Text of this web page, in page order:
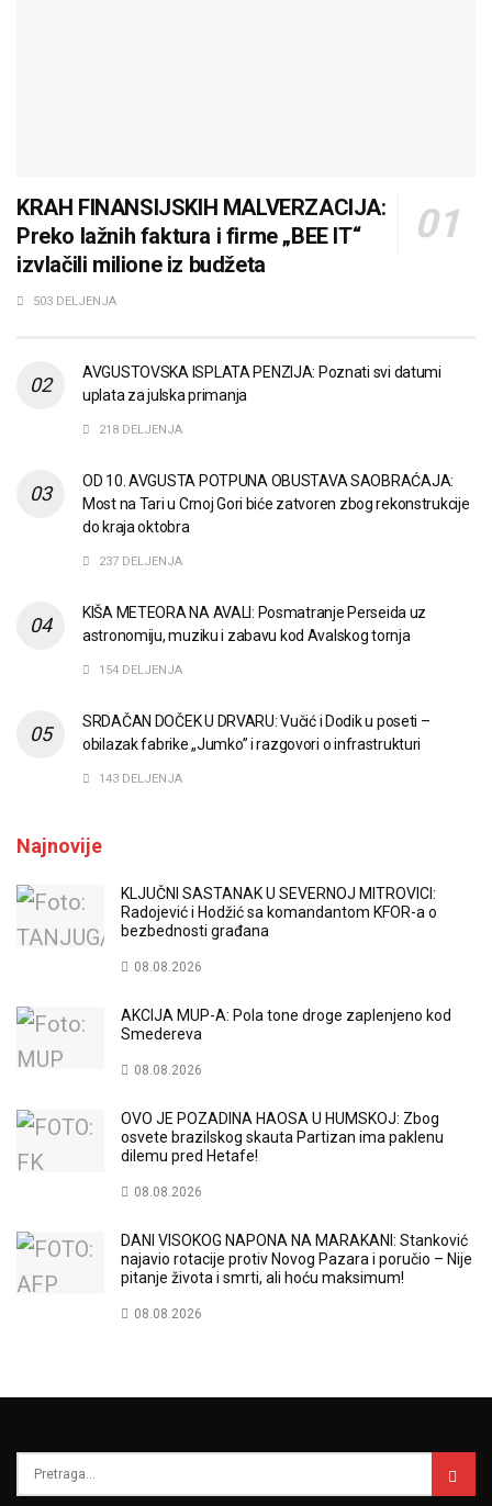
KRAH FINANSIJSKIH MALVERZACIJA:
Preko lažnih faktura i firme „BEE IT“
izvlačili milione iz budžeta
503 DELJENJA
AVGUSTOVSKA ISPLATA PENZIJA: Poznati svi datumi
uplata za julska primanja
218 DELJENJA
OD 10. AVGUSTA POTPUNA OBUSTAVA SAOBRAĆAJA:
Most na Tari u Crnoj Gori biće zatvoren zbog rekonstrukcije
do kraja oktobra
237 DELJENJA
KIŠA METEORA NA AVALI: Posmatranje Perseida uz
astronomiju, muziku i zabavu kod Avalskog tornja
154 DELJENJA
SRDAČAN DOČEK U DRVARU: Vučić i Dodik u poseti –
obilazak fabrike „Jumko” i razgovori o infrastrukturi
143 DELJENJA
Najnovije
KLJUČNI SASTANAK U SEVERNOJ MITROVICI:
Radojević i Hodžić sa komandantom KFOR-a o
bezbednosti građana
08.08.2026
AKCIJA MUP-A: Pola tone droge zaplenjeno kod
Smedereva
08.08.2026
OVO JE POZADINA HAOSA U HUMSKOJ: Zbog
osvete brazilskog skauta Partizan ima paklenu
dilemu pred Hetafe!
08.08.2026
DANI VISOKOG NAPONA NA MARAKANI: Stanković
najavio rotacije protiv Novog Pazara i poručio – Nije
pitanje života i smrti, ali hoću maksimum!
08.08.2026